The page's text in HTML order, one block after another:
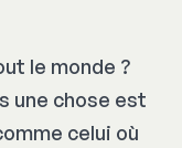
le monde ?
une chose est
celui où